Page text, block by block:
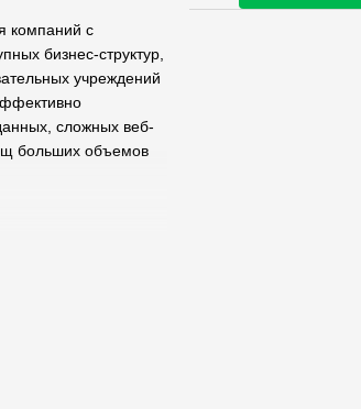
компаний с
бизнес-структур,
учреждений
сложных веб-
больших объемов
позволяя легко
нагрузках.
объемом по 800 ГБ